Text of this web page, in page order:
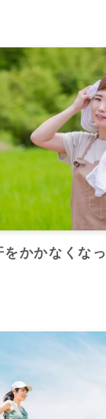
かかなくな